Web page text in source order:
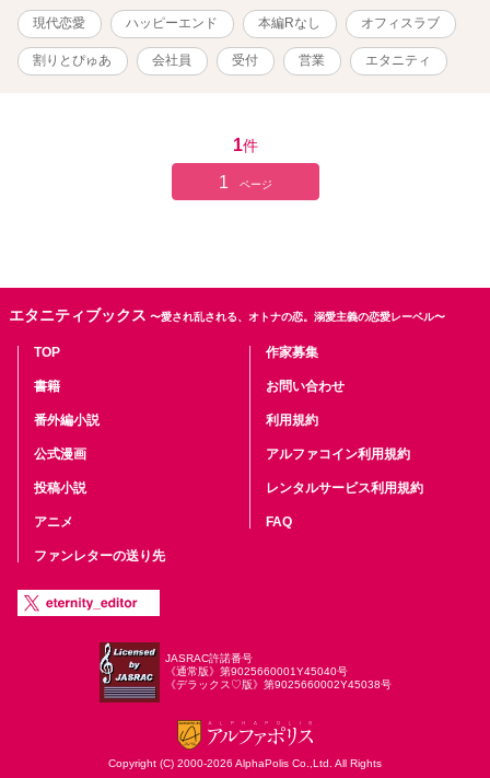
現代恋愛 ハッピーエンド 本編Rなし オフィスラブ
割りとぴゅあ 会社員 受付 営業 エタニティ
1件
1 ページ
エタニティブックス 〜愛され乱される、オトナの恋。溺愛主義の恋愛レーベル〜
TOP
書籍
番外編小説
公式漫画
投稿小説
アニメ
ファンレターの送り先
作家募集
お問い合わせ
利用規約
アルファコイン利用規約
レンタルサービス利用規約
FAQ
JASRAC許諾番号
《通常版》第9025660001Y45040号
《デラックス♡版》第9025660002Y45038号
Copyright (C) 2000-2026 AlphaPolis Co.,Ltd. All Rights